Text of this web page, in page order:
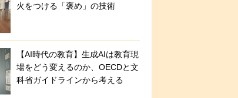
火をつける「褒め」の技術
【AI時代の教育】生成AIは教育現
場をどう変えるのか、OECDと文
科省ガイドラインから考える